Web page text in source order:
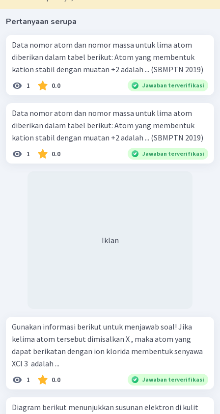
Pertanyaan serupa
Data nomor atom dan nomor massa untuk lima atom
diberikan dalam tabel berikut: Atom yang membentuk
kation stabil dengan muatan +2 adalah ... (SBMPTN 2019)
1 0.0 Jawaban terverifikasi
Data nomor atom dan nomor massa untuk lima atom
diberikan dalam tabel berikut: Atom yang membentuk
kation stabil dengan muatan +2 adalah ... (SBMPTN 2019)
1 0.0 Jawaban terverifikasi
Iklan
Gunakan informasi berikut untuk menjawab soal! Jika
kelima atom tersebut dimisalkan X , maka atom yang
dapat berikatan dengan ion klorida membentuk senyawa
XCl 3 ​ adalah ...
1 0.0 Jawaban terverifikasi
Diagram berikut menunjukkan susunan elektron di kulit